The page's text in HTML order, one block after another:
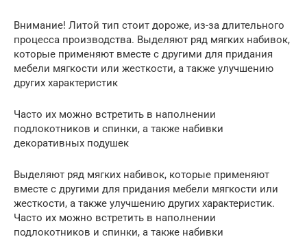
Внимание! Литой тип стоит дороже, из-за длительного
процесса производства. Выделяют ряд мягких набивок,
которые применяют вместе с другими для придания
мебели мягкости или жесткости, а также улучшению
других характеристик
Часто их можно встретить в наполнении
подлокотников и спинки, а также набивки
декоративных подушек
Выделяют ряд мягких набивок, которые применяют
вместе с другими для придания мебели мягкости или
жесткости, а также улучшению других характеристик.
Часто их можно встретить в наполнении
подлокотников и спинки, а также набивки